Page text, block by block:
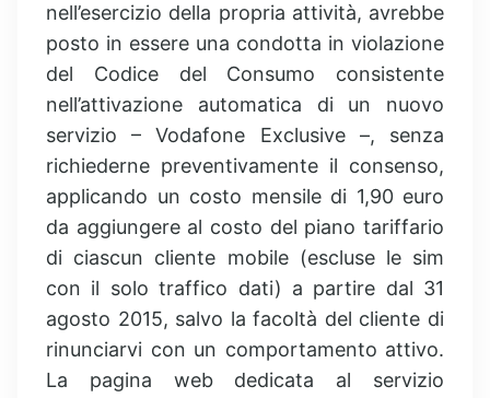
nell’esercizio della propria attività, avrebbe
posto in essere una condotta in violazione
del Codice del Consumo consistente
nell’attivazione automatica di un nuovo
servizio – Vodafone Exclusive –, senza
richiederne preventivamente il consenso,
applicando un costo mensile di 1,90 euro
da aggiungere al costo del piano tariffario
di ciascun cliente mobile (escluse le sim
con il solo traffico dati) a partire dal 31
agosto 2015, salvo la facoltà del cliente di
rinunciarvi con un comportamento attivo.
La pagina web dedicata al servizio